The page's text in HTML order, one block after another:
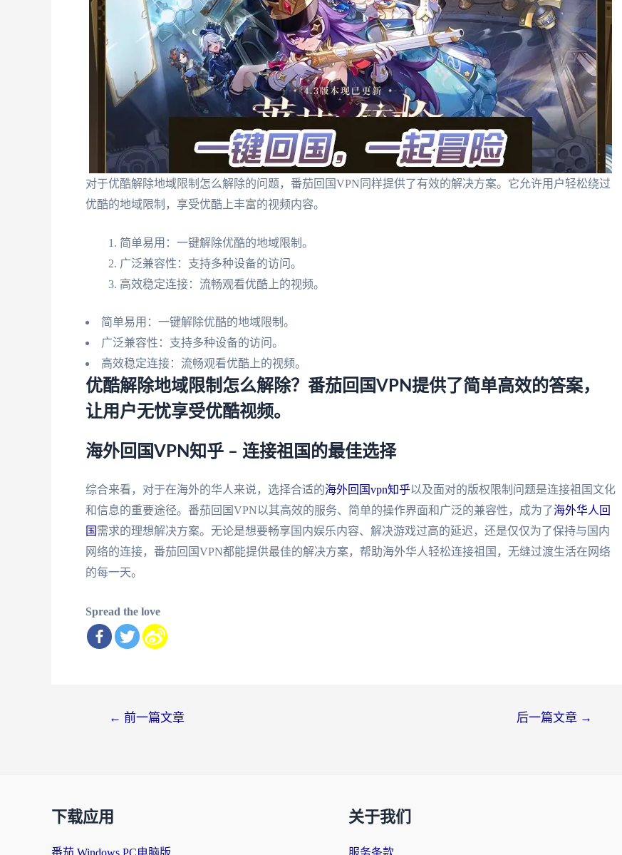
对于优酷解除地域限制怎么解除的问题，番茄回国VPN同样提供了有效的解决方案。它允许用户轻松绕过
优酷的地域限制，享受优酷上丰富的视频内容。
简单易用：一键解除优酷的地域限制。
广泛兼容性：支持多种设备的访问。
高效稳定连接：流畅观看优酷上的视频。
简单易用：一键解除优酷的地域限制。
广泛兼容性：支持多种设备的访问。
高效稳定连接：流畅观看优酷上的视频。
优酷解除地域限制怎么解除？番茄回国VPN提供了简单高效的答案，
让用户无忧享受优酷视频。
海外回国VPN知乎 – 连接祖国的最佳选择
综合来看，对于在海外的华人来说，选择合适的海外回国vpn知乎以及面对的版权限制问题是连接祖国文化
和信息的重要途径。番茄回国VPN以其高效的服务、简单的操作界面和广泛的兼容性，成为了海外华人回
国 需求的理想解决方案。无论是想要畅享国内娱乐内容、解决游戏过高的延迟，还是仅仅为了保持与国内
网络的连接，番茄回国VPN都能提供最佳的解决方案，帮助海外华人轻松连接祖国，无缝过渡生活在网络
的每一天。
Spread the love
← 前一篇文章 后一篇文章 →
下载应用
番茄 Windows PC电脑版
关于我们
服务条款